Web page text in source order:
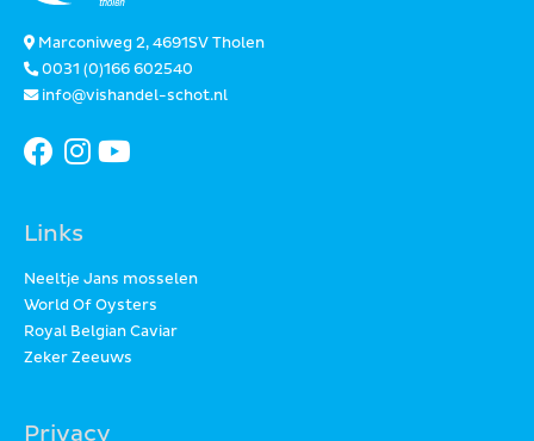
Marconiweg 2, 4691SV Tholen
0031 (0)166 602540
info@vishandel-schot.nl
Links
Neeltje Jans mosselen
World Of Oysters
Royal Belgian Caviar
Zeker Zeeuws
Privacy